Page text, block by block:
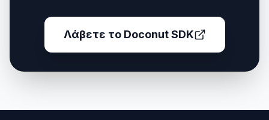
Λάβετε το Doconut SDK